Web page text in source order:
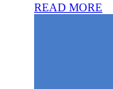
READ MORE